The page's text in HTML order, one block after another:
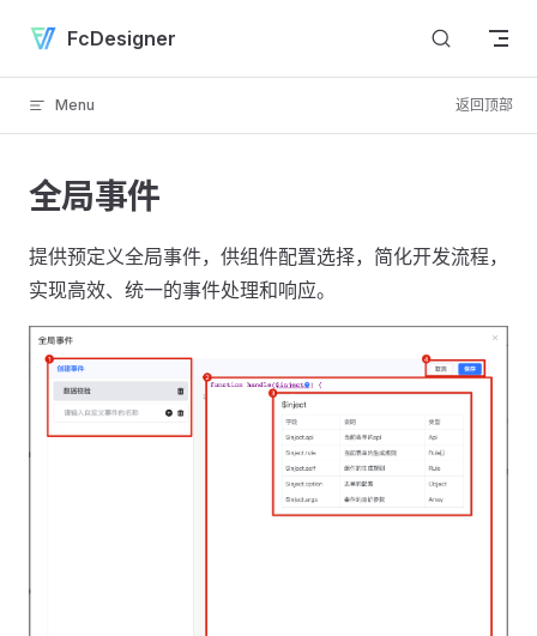
Skip to content
FcDesigner
Menu 返回顶部
全局事件
提供预定义全局事件，供组件配置选择，简化开发流程，
实现高效、统一的事件处理和响应。